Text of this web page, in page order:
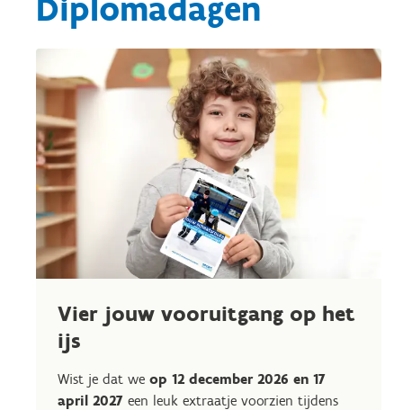
Diplomadagen
Vier jouw vooruitgang op het
ijs
Wist je dat we op 12 december 2026 en 17
april 2027 een leuk extraatje voorzien tijdens